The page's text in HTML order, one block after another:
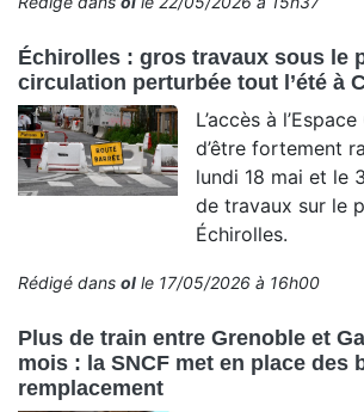
Échirolles : gros travaux sous le
circulation perturbée tout l’été à
L’accès à
d’être fortement
lundi 18 mai et le
de travaux sur le
Échirolles.
Rédigé dans ol le 17/05/2026 à 16h00
Plus de train entre Grenoble et
mois : la SNCF met en place des
remplacement